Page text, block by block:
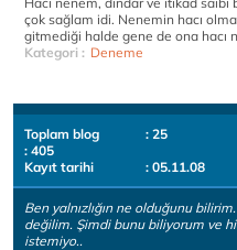
çok sağlam idi. Nenemin hacı
gitmediği halde gene de ona hacı
Kategori : Deneme
Toplam blog
: 25
: 405
Kayıt tarihi
: 05.11.08
Ben yalnızlığın ne olduğunu
değilim. Şimdi bunu biliyorum ve
istemiyo..